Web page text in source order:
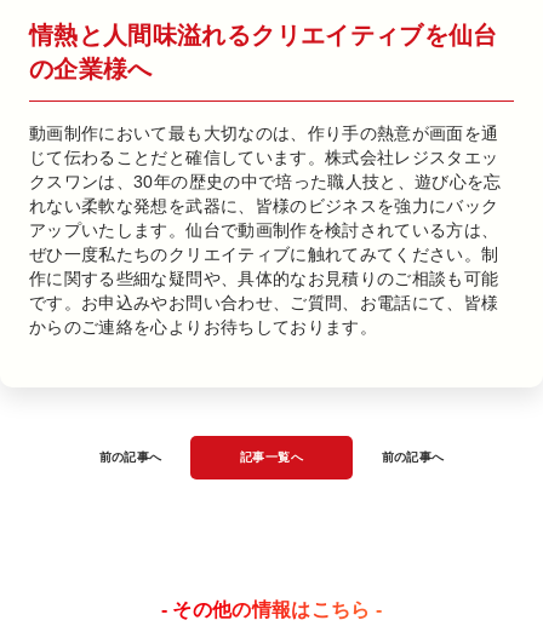
情熱と人間味溢れるクリエイティブを仙台
の企業様へ
動画制作において最も大切なのは、作り手の熱意が画面を通
じて伝わることだと確信しています。株式会社レジスタエッ
クスワンは、30年の歴史の中で培った職人技と、遊び心を忘
れない柔軟な発想を武器に、皆様のビジネスを強力にバック
アップいたします。仙台で動画制作を検討されている方は、
ぜひ一度私たちのクリエイティブに触れてみてください。制
作に関する些細な疑問や、具体的なお見積りのご相談も可能
です。お申込みやお問い合わせ、ご質問、お電話にて、皆様
からのご連絡を心よりお待ちしております。
前の記事へ 記事一覧へ 前の記事へ
- その他の情報はこちら -